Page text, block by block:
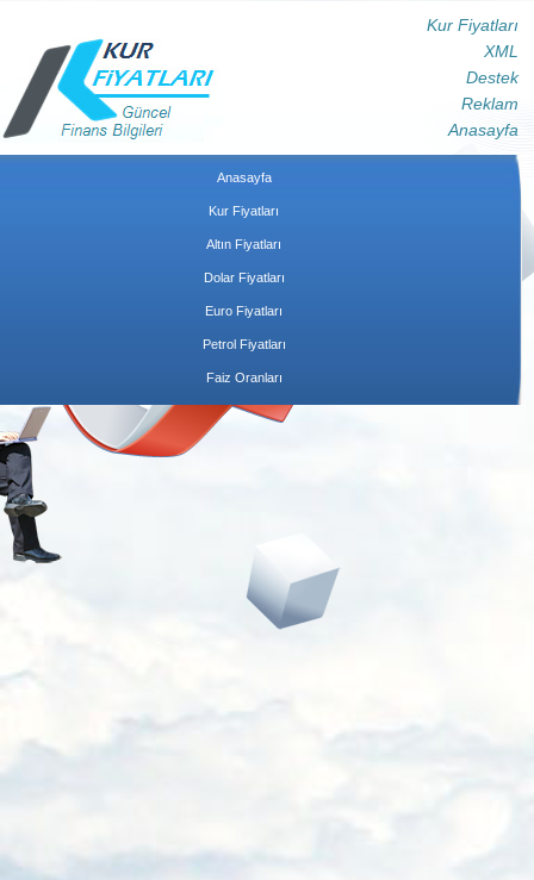
Kur Fiyatları
XML
Destek
Reklam
Anasayfa
Anasayfa
Kur Fiyatları
Altın Fiyatları
Dolar Fiyatları
Euro Fiyatları
Petrol Fiyatları
Faiz Oranları